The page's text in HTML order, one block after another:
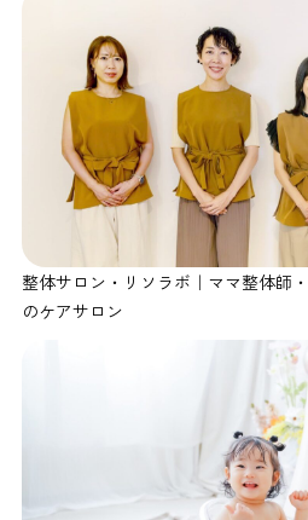
整体サロン・リソラボ｜ママ整体師
のケアサロン